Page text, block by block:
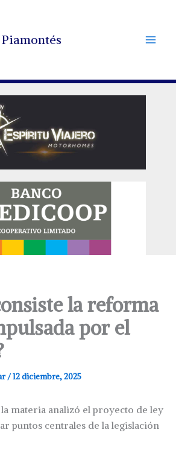
la reforma
por el
/12 diciembre, 2025
materia analizó el proyecto de ley
puntos centrales de la legislación